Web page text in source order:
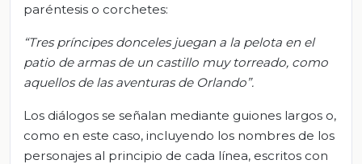
paréntesis o corchetes:
“Tres príncipes donceles juegan a la pelota en el
patio de armas de un castillo muy torreado, como
aquellos de las aventuras de Orlando”.
Los diálogos se señalan mediante guiones largos o,
como en este caso, incluyendo los nombres de los
personajes al principio de cada línea, escritos con